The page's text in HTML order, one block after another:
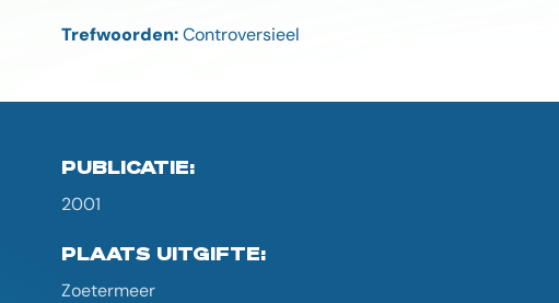
Trefwoorden:Controversieel
PUBLICATIE:
2001
PLAATS UITGIFTE:
Zoetermeer